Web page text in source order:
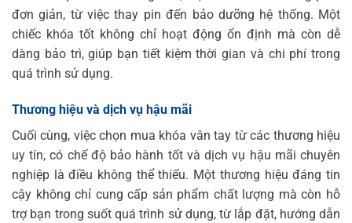
đơn giản, từ việc thay pin đến bảo dưỡng hệ thống. Một
chiếc khóa tốt không chỉ hoạt động ổn định mà còn dễ
dàng bảo trì, giúp bạn tiết kiệm thời gian và chi phí trong
quá trình sử dụng.
Thương hiệu và dịch vụ hậu mãi
Cuối cùng, việc chọn mua khóa vân tay từ các thương hiệu
uy tín, có chế độ bảo hành tốt và dịch vụ hậu mãi chuyên
nghiệp là điều không thể thiếu. Một thương hiệu đáng tin
cậy không chỉ cung cấp sản phẩm chất lượng mà còn hỗ
trợ bạn trong suốt quá trình sử dụng, từ lắp đặt, hướng dẫn